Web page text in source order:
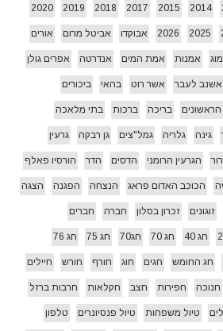
2014
2015
2017
2018
2019
2020
2025
2026 אבוקדו אביטל מרום אורים
אמנות אמת המים אנדרטה אפרים גולן
אשנב לעבר אשר רוט בהאי ביכורים
הראשונים בריכה ברכות בתי מלאכה
גינה גלריה גמל"צים גן רבקה גרעין
הגרעין הרומני הדסים הדר הורסיו פאלף
הכוכב האדום פראג הנצחה הפגנה הצגה
זוגונים זכרון בסלון חברה חברים
חג 40 חג 70 חג70 חג 75 חג 76
חג החומש חגים חוג חורף חורש חיילים
חנוכה חפירות חצב חקלאות חרבות ברזל
טיול משפחות טיול פנסיונרים טלפון